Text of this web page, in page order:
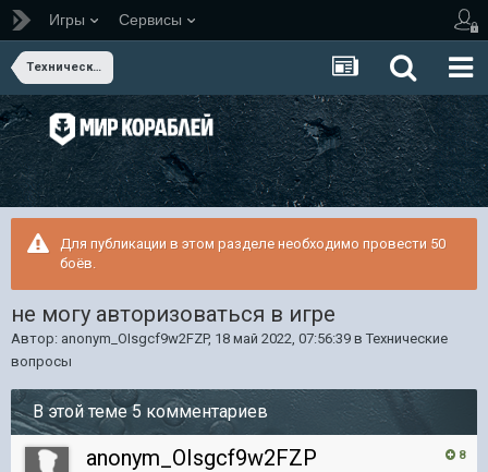
Игры Сервисы
Технические вопросы
Для публикации в этом разделе необходимо провести 50
боёв.
не могу авторизоваться в игре
Автор: anonym_OIsgcf9w2FZP, 18 май 2022, 07:56:39 в Технические
вопросы
В этой теме 5 комментариев
8
anonym_OIsgcf9w2FZP